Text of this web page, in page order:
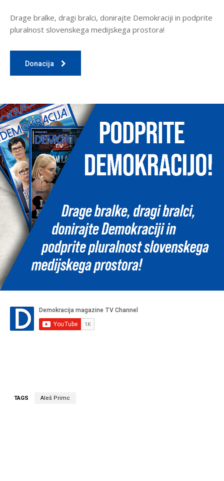
Drage bralke, dragi bralci, donirajte Demokraciji in podprite
pluralnost slovenskega medijskega prostora!
Donacija
TAGS Aleš Primc